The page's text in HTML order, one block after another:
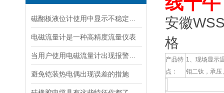
电磁流量计是一种高精度流量仪表
避免铠装热电偶出现误差的措施
安徽
格
产品特
点：
1、现场显示
钼二钛，承压